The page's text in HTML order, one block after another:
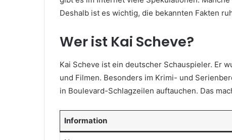
Deshalb ist es wichtig, die bekannten Fakten
Wer ist Kai Scheve?
Kai Scheve ist ein deutscher Schauspieler. Er
und Filmen. Besonders im Krimi- und
in Boulevard-Schlagzeilen auftauchen. Das
Information